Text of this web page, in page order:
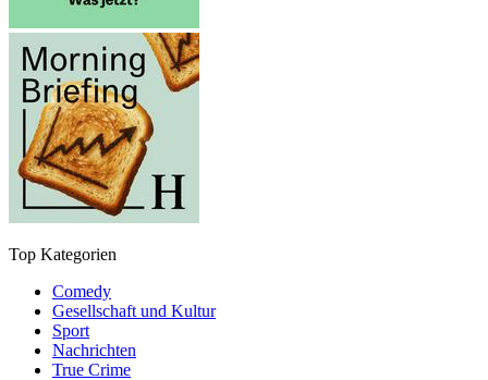
Top Kategorien
Comedy
Gesellschaft und Kultur
Sport
Nachrichten
True Crime